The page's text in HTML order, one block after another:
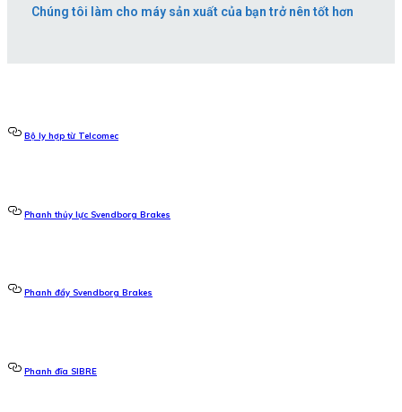
Chúng tôi làm cho máy sản xuất của bạn trở nên tốt hơn
Bộ ly hợp từ Telcomec
Phanh thủy lực Svendborg Brakes
Phanh đẩy Svendborg Brakes
Phanh đĩa SIBRE